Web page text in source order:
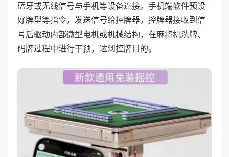
蓝牙或无线信号与手机等设备连接。手机端软件预设
好牌型等指令，发送信号给控牌器，控牌器接收到信
号后驱动内部微型电机或机械结构，在麻将机洗牌、
码牌过程中进行干预，达到控牌目的。